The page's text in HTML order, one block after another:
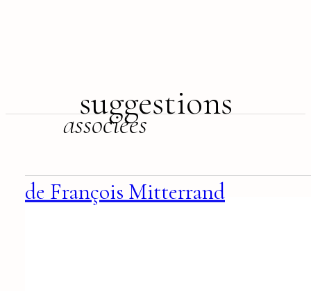
suggestions
associées
de François Mitterrand